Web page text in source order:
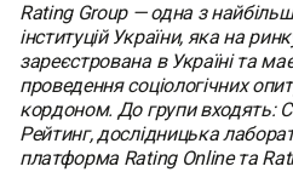
Rating Group — одна з
інституцій України, яка на
зареєстрована в Україні та
проведення соціологічних
кордоном. До групи входять:
Рейтинг, дослідницька
платформа Rating Online та